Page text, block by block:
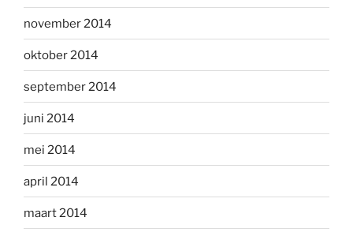
november 2014
oktober 2014
september 2014
juni 2014
mei 2014
april 2014
maart 2014